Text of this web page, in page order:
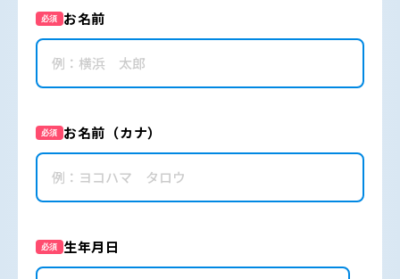
必須 お名前
必須 お名前（カナ）
必須 生年月日